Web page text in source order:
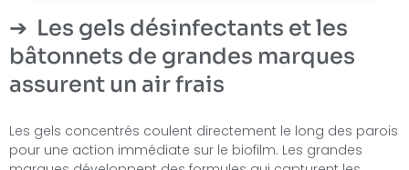
Les gels désinfectants et les
bâtonnets de grandes marques
assurent un air frais
Les gels concentrés coulent directement le long des parois
pour une action immédiate sur le biofilm. Les grandes